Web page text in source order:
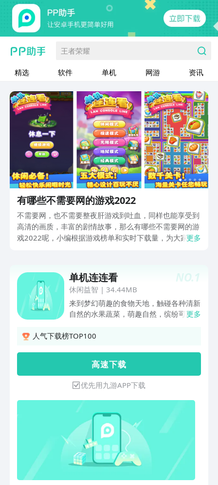
王者荣耀
精选 软件 单机 网游 资讯
有哪些不需要网的游戏2022
不需要网，也不需要整夜肝游戏到吐血，同样也能享受到
高清的画质，丰富的剧情故事，那么有哪些不需要网的游
戏2022呢，小编根据游戏榜单和实时下载量，为大家整
看吧！
更多
NO.1
单机连连看
休闲益智 | 34.44MB
来到梦幻萌趣的食物天地，触碰各种清新
自然的水果蔬菜，萌趣自然，缤纷可口，
游戏特色： 1、多种纷乱香甜的水果、
天！休闲模式、极速模式、无限模式、地
狱模式、经典模式… 3、详细直观的画面
操作指导，立即上手SO EASY! 模式多、
玩法多、萌物多！！高分不易。敢来挑
战？
更多
人气下载榜TOP100
高 速 下 载
优先用九游APP下载